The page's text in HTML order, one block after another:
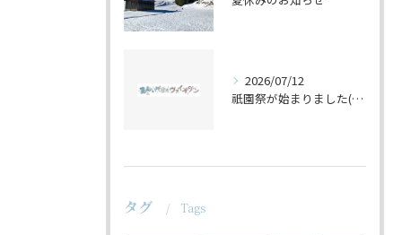
2026/07/12
祇園祭が始まりました(^^♪
タグ Tags